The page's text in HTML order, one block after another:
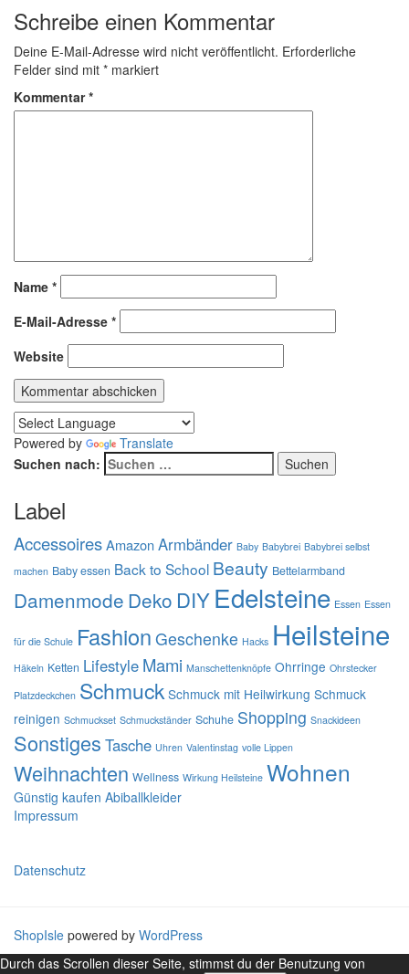
Schreibe einen Kommentar
Deine E-Mail-Adresse wird nicht veröffentlicht. Erforderliche
Felder sind mit * markiert
Kommentar*
Name *
E-Mail-Adresse *
Website
Powered by
Translate
Suchen nach:
Label
AccessoiresAmazonArmbänder Baby Babybrei Babybrei selbst
machen Baby essen Back to School Beauty Bettelarmband
Damenmode Deko DIYEdelsteine Essen Essen
für die Schule Fashion Geschenke Hacks Heilsteine
Häkeln Ketten Lifestyle Mami Manschettenknöpfe Ohrringe Ohrstecker
Platzdeckchen Schmuck Schmuck mit Heilwirkung Schmuck
reinigen Schmuckset Schmuckständer Schuhe Shopping Snackideen
Sonstiges Tasche Uhren Valentinstag volle Lippen
Weihnachten Wellness Wirkung Heilsteine Wohnen
Günstig kaufen Abiballkleider
Impressum
Datenschutz
ShopIsle powered by WordPress
Durch das Scrollen dieser Seite, stimmst du der Benutzung von